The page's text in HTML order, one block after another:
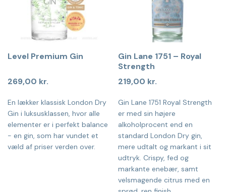
Level Premium Gin
269,00 kr.
En lækker klassisk London Dry
Gin i luksusklassen, hvor alle
elementer er i perfekt balance
- en gin, som har vundet et
væld af priser verden over.
Gin Lane 1751 – Royal
Strength
219,00 kr.
Gin Lane 1751 Royal Strength
er med sin højere
alkoholprocent end en
standard London Dry gin,
mere udtalt og markant i sit
udtryk. Crispy, fed og
markante enebær, samt
velsmagende citrus med en